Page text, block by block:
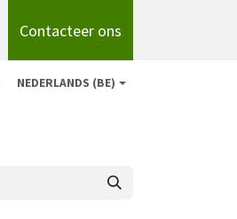
Contacteer ons
NEDERLANDS (BE)